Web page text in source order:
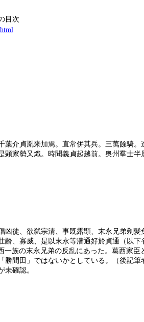
次
〕
介貞胤来加焉。直常併其兵。三萬餘騎
家勢又熾。時聞義貞起越前。奥州羣士半
、欲弑宗清、事既露顕、末永兄弟剃
不治、当斯時、貞道壮齢、寡
族の末永兄弟の反乱にあった。葛西家
間田」ではないかとしている。（後記筆
確認。